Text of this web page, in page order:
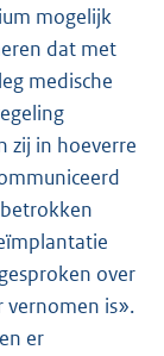
mogelijk
dat met
medische
zij in hoeverre
over
vernomen is».
er